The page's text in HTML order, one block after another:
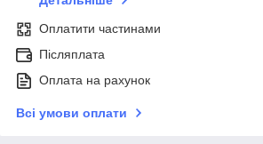
Оплатити частинами
Післяплата
Оплата на рахунок
Всі умови оплати